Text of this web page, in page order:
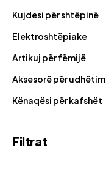
Kujdesi për shtëpinë
Elektroshtëpiake
Artikuj për fëmijë
Aksesorë për udhëtim
Kënaqësi për kafshët
Filtrat